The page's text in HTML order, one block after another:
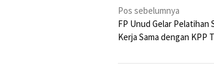
Navigasi
pos
Pos sebelumnya
FP Unud Gelar Pelatihan
Kerja Sama dengan KPP